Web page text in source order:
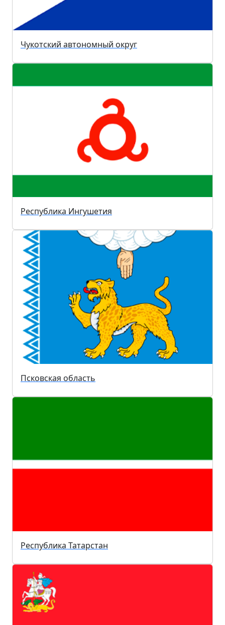
Чукотский автономный округ
Республика Ингушетия
Псковская область
Республика Татарстан